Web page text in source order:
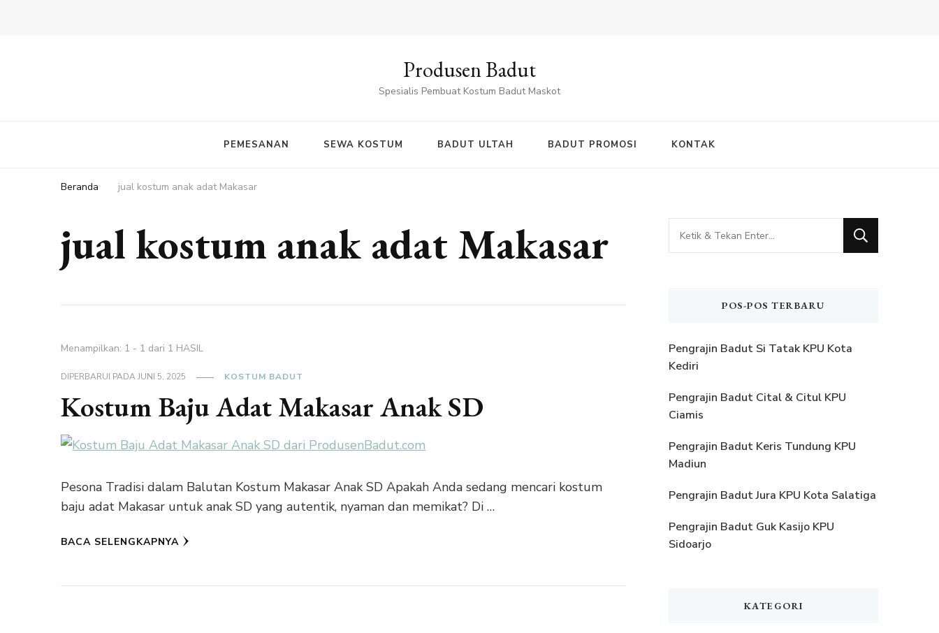
Produsen Badut
Spesialis Pembuat Kostum Badut Maskot
PEMESANAN SEWA KOSTUM BADUT ULTAH BADUT PROMOSI KONTAK
Beranda jual kostum anak adat Makasar
jual kostum anak adat Makasar
Menampilkan: 1 - 1 dari 1 HASIL
DIPERBARUI PADAJUNI 5, 2025 KOSTUM BADUT
Kostum Baju Adat Makasar Anak SD
Pesona Tradisi dalam Balutan Kostum Makasar Anak SD Apakah Anda sedang mencari kostum
baju adat Makasar untuk anak SD yang autentik, nyaman dan memikat? Di …
BACA SELENGKAPNYA
Mencari
Sesuatu?
POS-POS TERBARU
Pengrajin Badut Si Tatak KPU Kota
Kediri
Pengrajin Badut Cital & Citul KPU
Ciamis
Pengrajin Badut Keris Tundung KPU
Madiun
Pengrajin Badut Jura KPU Kota Salatiga
Pengrajin Badut Guk Kasijo KPU
Sidoarjo
KATEGORI